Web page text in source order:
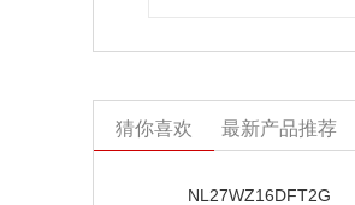
猜你喜欢 最新产品推荐
NL27WZ16DFT2G